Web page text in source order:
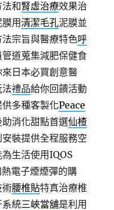
和腎虛治療效果治
膜用清潔毛孔泥膜並
宗旨與醫療特色呼
道蒐集減肥保健食
來日本必買創意醫
法禮品給你回饋活動
多種客製化Peace
消化甜點首選仙楂
裝提供全程服務空
生活使用IQOS
電子煙煙彈的購
術腰椎貼特真治療椎
系統三峽當舖是利用